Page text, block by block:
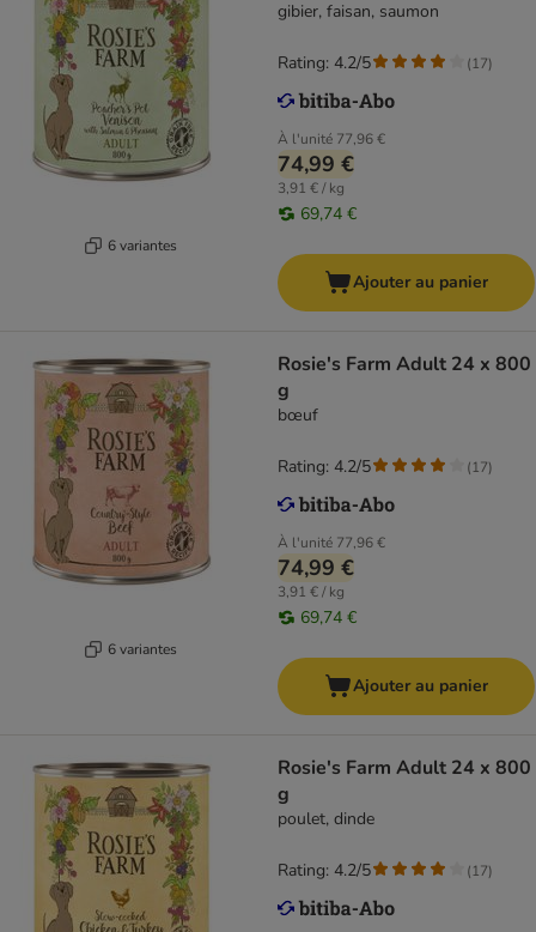
6 variantes
gibier, faisan, saumon
À l'unité 77,96 €
74,99 €
3,91 € / kg
69,74 €
Rating: 4.2/5 (17)
Ajouter au panier
6 variantes
Rosie's Farm Adult 24 x 800
g
bœuf
À l'unité 77,96 €
74,99 €
3,91 € / kg
69,74 €
Rating: 4.2/5 (17)
Ajouter au panier
Rosie's Farm Adult 24 x 800
g
poulet, dinde
Rating: 4.2/5 (17)